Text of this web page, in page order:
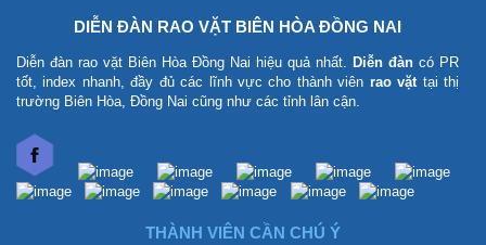
DIỄN ĐÀN RAO VẶT BIÊN HÒA ĐỒNG NAI
Diễn đàn rao vặt Biên Hòa Đồng Nai hiệu quả nhất. Diễn đàn có PR
tốt, index nhanh, đầy đủ các lĩnh vực cho thành viên rao vặttại thị
trường Biên Hòa, Đồng Nai cũng như các tỉnh lân cận.
THÀNH VIÊN CẦN CHÚ Ý